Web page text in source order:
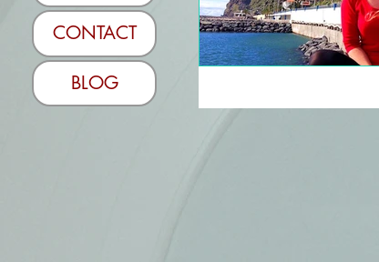
CONTACT
BLOG